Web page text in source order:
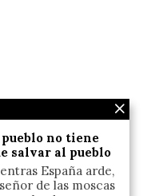
España
pueblo no tiene
salvar al pueblo
España arde,
de las moscas